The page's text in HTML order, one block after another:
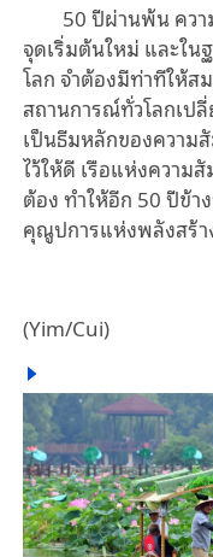
50 ปีผ่านพ้น คว
จุดเริ่มต้นใหม่ และใน
โลก จำต้องมีท่าทีให้ส
สถานการณ์ทั่วโลกเป
เป็นธีมหลักของความ
ไว้ให้ดี เรือแห่งความ
ต้อง ทำให้อีก 50 ปีข้า
คุณูปการแห่งพลังสร้า
(Yim/Cui)